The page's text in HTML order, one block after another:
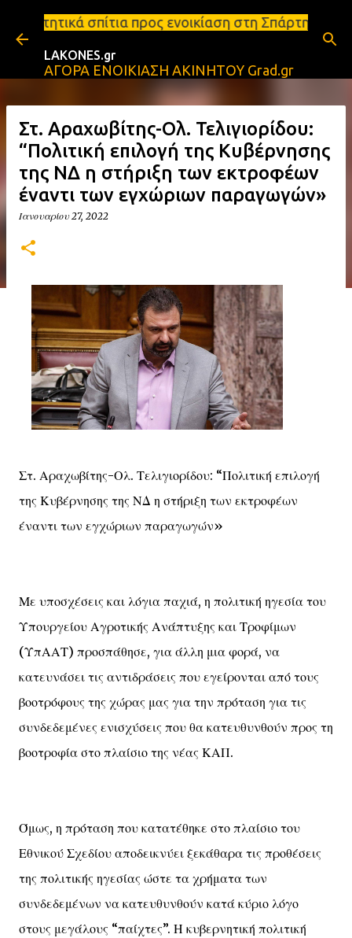
Μετάβαση στο κύριο περιεχόμενο
προς ενοικίαση στη Σπάρτη Ενοικιάσεις
LAKONES.gr
ΑΓΟΡΑ ΕΝΟΙΚΙΑΣΗ ΑΚΙΝΗΤΟΥ Grad.gr
Στ. Αραχωβίτης-Ολ. Τελιγιορίδου:
“Πολιτική επιλογή της Κυβέρνησης
της ΝΔ η στήριξη των εκτροφέων
έναντι των εγχώριων παραγωγών»
Ιανουαρίου 27, 2022
Στ. Αραχωβίτης-Ολ. Τελιγιορίδου: “Πολιτική επιλογή
της Κυβέρνησης της ΝΔ η στήριξη των εκτροφέων
έναντι των εγχώριων παραγωγών»
Με υποσχέσεις και λόγια παχιά, η πολιτική ηγεσία του
Υπουργείου Αγροτικής Ανάπτυξης και Τροφίμων
(ΥπΑΑΤ) προσπάθησε, για άλλη μια φορά, να
κατευνάσει τις αντιδράσεις που εγείρονται από τους
βοοτρόφους της χώρας μας για την πρόταση για τις
συνδεδεμένες ενισχύσεις που θα κατευθυνθούν προς τη
βοοτροφία στο πλαίσιο της νέας ΚΑΠ.
Όμως, η πρόταση που κατατέθηκε στο πλαίσιο του
Εθνικού Σχεδίου αποδεικνύει ξεκάθαρα τις προθέσεις
της πολιτικής ηγεσίας ώστε τα χρήματα των
συνδεδεμένων να κατευθυνθούν κατά κύριο λόγο
στους μεγάλους “παίχτες”. Η κυβερνητική πολιτική